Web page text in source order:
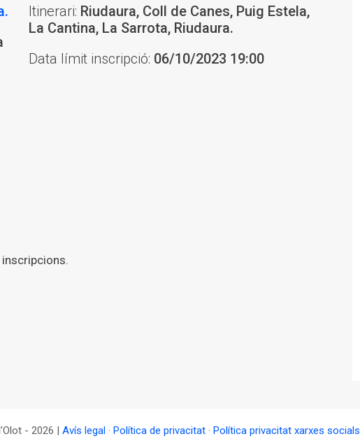
Itinerari: Riudaura, Coll de Canes, Puig Estela,
La Cantina, La Sarrota, Riudaura.
Data límit inscripció: 06/10/2023 19:00
- 2026 | Avís legal· Política de privacitat· Política privacitat xarxes socials